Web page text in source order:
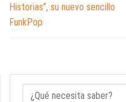
Historias”, su nuevo sencillo
FunkPop